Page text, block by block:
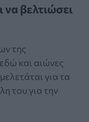
βελτιώσει
της
και αιώνες
για τα
του για την